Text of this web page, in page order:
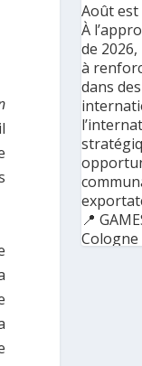
Août
À
de
à
dans
📍
Cologne